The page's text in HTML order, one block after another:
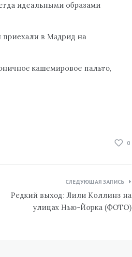
идеальными образами
приехали в Мадрид на
кашемировое пальто,
0
СЛЕДУЮЩАЯ ЗАПИСЬ
Редкий выход: Лили Коллинз на
улицах Нью-Йорка (ФОТО)